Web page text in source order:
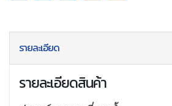
รายละเอียด
รายละเอียดสินค้า